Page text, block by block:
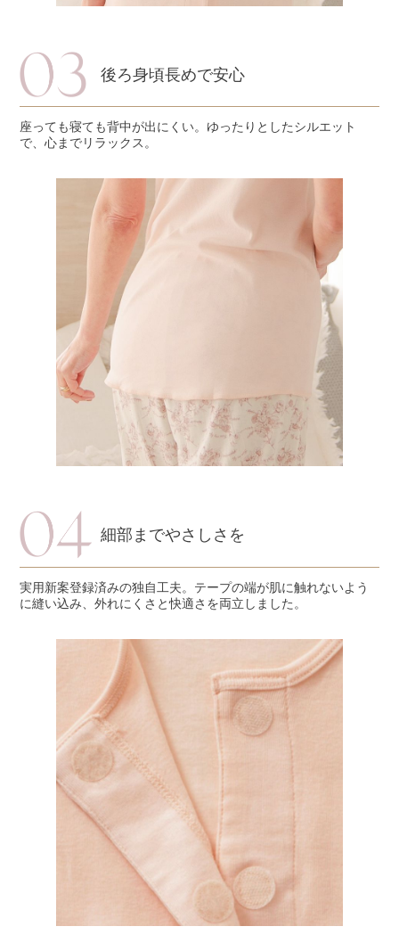
後ろ身頃長めで安心
座っても寝ても背中が出にくい。ゆったりとしたシルエット
で、心までリラックス。
細部までやさしさを
実用新案登録済みの独自工夫。テープの端が肌に触れないよう
に縫い込み、外れにくさと快適さを両立しました。